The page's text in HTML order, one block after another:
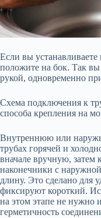
Если вы
положите на бок. Так вы
рукой, одновременно
Схема подключения к
способа крепления на
Внутреннюю или
трубах горячей и
вначале вручную,
наконечники с
длину. Это сделано для
фиксируют короткий.
на этом этапе не нужно
герметичность